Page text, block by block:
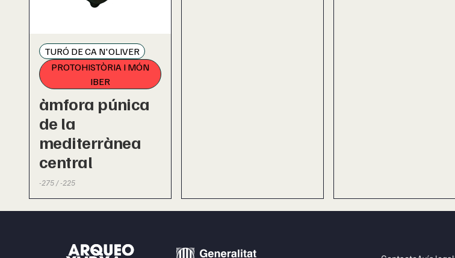
TURÓ DE CA N'OLIVER
PROTOHISTÒRIA I MÓN
IBER
àmfora púnica
de la
mediterrànea
central
-275 / -225